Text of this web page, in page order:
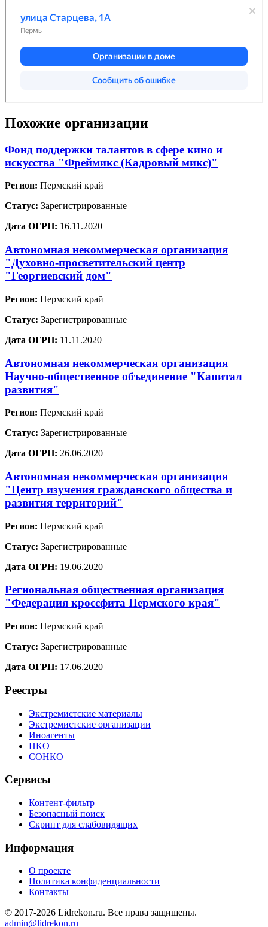
Похожие организации
Фонд поддержки талантов в сфере кино и
искусства "Фреймикс (Кадровый микс)"
Регион: Пермский край
Статус: Зарегистрированные
Дата ОГРН: 16.11.2020
Автономная некоммерческая организация
"Духовно-просветительский центр
"Георгиевский дом"
Регион: Пермский край
Статус: Зарегистрированные
Дата ОГРН: 11.11.2020
Автономная некоммерческая организация
Научно-общественное объединение "Капитал
развития"
Регион: Пермский край
Статус: Зарегистрированные
Дата ОГРН: 26.06.2020
Автономная некоммерческая организация
"Центр изучения гражданского общества и
развития территорий"
Регион: Пермский край
Статус: Зарегистрированные
Дата ОГРН: 19.06.2020
Региональная общественная организация
"Федерация кроссфита Пермского края"
Регион: Пермский край
Статус: Зарегистрированные
Дата ОГРН: 17.06.2020
Реестры
Экстремистские материалы
Экстремистские организации
Иноагенты
НКО
СОНКО
Сервисы
Контент-фильтр
Безопасный поиск
Скрипт для слабовидящих
Информация
О проекте
Политика конфиденциальности
Контакты
© 2017-2026 Lidrekon.ru. Все права защищены.
admin@lidrekon.ru